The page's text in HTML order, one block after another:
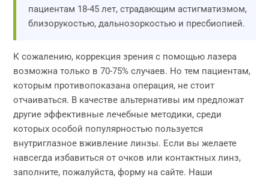
пациентам 18-45 лет, страдающим астигматизмом,
близорукостью, дальнозоркостью и пресбиопией.
К сожалению, коррекция зрения с помощью лазера
возможна только в 70-75% случаев. Но тем пациентам,
которым противопоказана операция, не стоит
отчаиваться. В качестве альтернативы им предложат
другие эффективные лечебные методики, среди
которых особой популярностью пользуется
внутриглазное вживление линзы. Если вы желаете
навсегда избавиться от очков или контактных линз,
заполните, пожалуйста, форму на сайте. Наши